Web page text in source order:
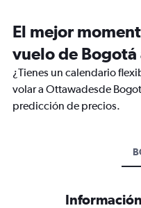
El mejor
vuelo de
¿Tienes un calendario
volar a Ottawadesde
predicción de precios.